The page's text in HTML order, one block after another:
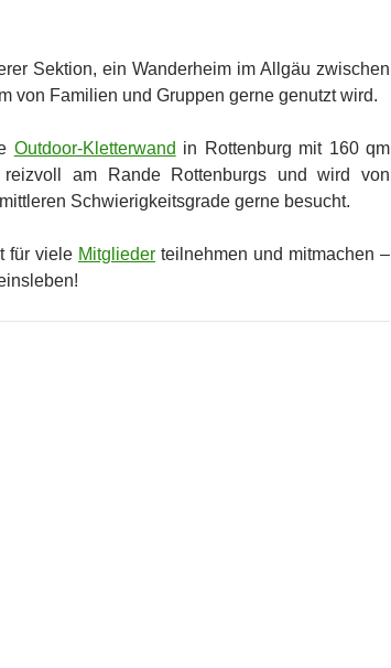
Sektion, ein Wanderheim im Allgäu zwischen
von Familien und Gruppen gerne genutzt wird.
Outdoor-Kletterwand in Rottenburg mit 160 qm
am Rande Rottenburgs und wird von
Schwierigkeitsgrade gerne besucht.
für viele Mitglieder teilnehmen und mitmachen –